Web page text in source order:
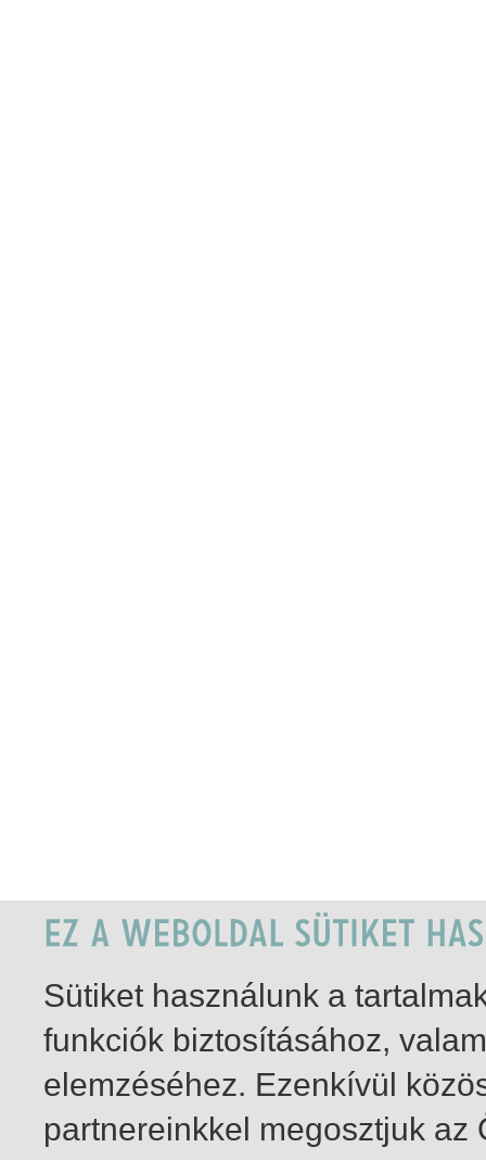
Sütiket használunk a
funkciók biztosításához,
elemzéséhez. Ezenkívül
partnereinkkel megosztjuk